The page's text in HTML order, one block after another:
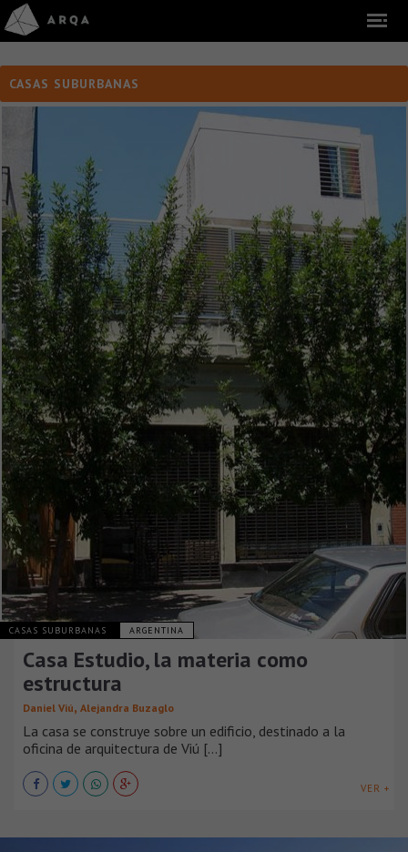
CASAS SUBURBANAS
CASAS SUBURBANAS ARGENTINA
Casa Estudio, la materia como
estructura
Daniel Viú, Alejandra Buzaglo
La casa se construye sobre un edificio, destinado a la
oficina de arquitectura de Viú [...]
VER +